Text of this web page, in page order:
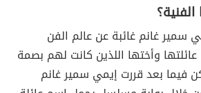
سمير غانم غائبة عن عالم الفن
وأختها اللذين كانت لهم بصمة
فيما بعد قررت إيمي سمير غانم